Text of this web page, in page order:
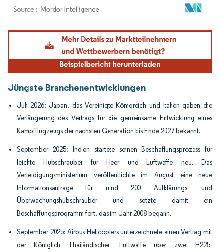
Bild © Mordor Intelligence. Wiederverwendung erfordert Namensnennung gemäß
Jüngste Branchenentwicklungen
Juli 2026: Japan, das Vereinigte Königreich und Italien gaben die
Verlängerung des Vertrags für die gemeinsame Entwicklung eines
Kampfflugzeugs der nächsten Generation bis Ende 2027 bekannt.
September 2025: Indien startete seinen Beschaffungsprozess für
leichte Hubschrauber für Heer und Luftwaffe neu. Das
Verteidigungsministerium veröffentlichte im August eine neue
Informationsanfrage für rund 200 Aufklärungs- und
Überwachungshubschrauber und setzte damit ein
Beschaffungsprogramm fort, das im Jahr 2008 begann.
September 2025: Airbus Helicopters unterzeichnete einen Vertrag mit
der Königlich Thailändischen Luftwaffe über zwei H225-